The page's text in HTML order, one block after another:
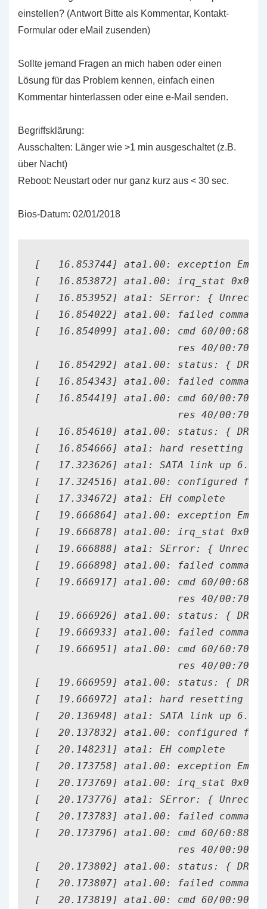
einstellen? (Antwort Bitte als Kommentar, Kontakt-
Formular oder eMail zusenden)
Sollte jemand Fragen an mich haben oder einen
Lösung für das Problem kennen, einfach einen
Kommentar hinterlassen oder eine e-Mail senden.
Begriffsklärung:
Ausschalten: Länger wie >1 min ausgeschaltet (z.B.
über Nacht)
Reboot: Neustart oder nur ganz kurz aus < 30 sec.
Bios-Datum: 02/01/2018
[   16.853744] ata1.00: exception
[   16.853872] ata1.00: irq_stat
[   16.853952] ata1: SError: {
[   16.854022] ata1.00: failed command:
[   16.854099] ata1.00: cmd 60/
res 40/
[   16.854292] ata1.00: status: { DRDY
[   16.854343] ata1.00: failed command:
[   16.854419] ata1.00: cmd 60/
res 40/
[   16.854610] ata1.00: status: { DRDY
[   16.854666] ata1: hard resetting
[   17.323626] ata1: SATA link up 6.0
[   17.324516] ata1.00: configured for
[   17.334672] ata1: EH complete
[   19.666864] ata1.00: exception
[   19.666878] ata1.00: irq_stat
[   19.666888] ata1: SError: {
[   19.666898] ata1.00: failed command:
[   19.666917] ata1.00: cmd 60/
res 40/
[   19.666926] ata1.00: status: { DRDY
[   19.666933] ata1.00: failed command:
[   19.666951] ata1.00: cmd 60/
res 40/
[   19.666959] ata1.00: status: { DRDY
[   19.666972] ata1: hard resetting
[   20.136948] ata1: SATA link up 6.0
[   20.137832] ata1.00: configured for
[   20.148231] ata1: EH complete
[   20.173758] ata1.00: exception
[   20.173769] ata1.00: irq_stat
[   20.173776] ata1: SError: {
[   20.173783] ata1.00: failed command:
[   20.173796] ata1.00: cmd 60/
res 40/
[   20.173802] ata1.00: status: { DRDY
[   20.173807] ata1.00: failed command:
[   20.173819] ata1.00: cmd 60/